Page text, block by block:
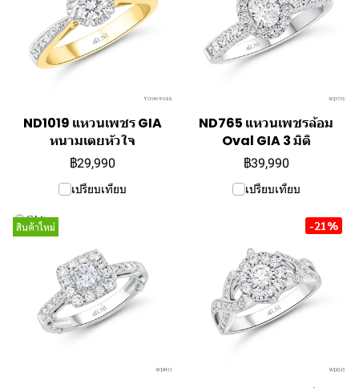
ND1019 แหวนเพชร GIA
หนามเตยหัวใจ
฿29,990
เปรียบเทียบ
ND765 แหวนเพชรล้อม
Oval GIA 3 มิติ
฿39,990
เปรียบเทียบ
สินค้าใหม่ -21%